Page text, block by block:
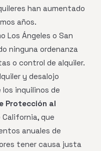
han aumentado
años.
Los Ángeles o San
ninguna ordenanza
o control de alquiler.
y desalojo
los inquilinos de
Protección al
California, que
anuales de
tener causa justa